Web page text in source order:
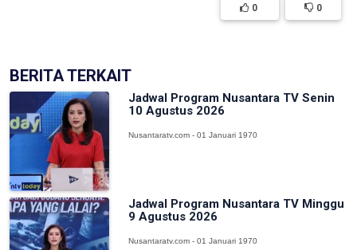
0 0
BERITA TERKAIT
Jadwal Program Nusantara TV Senin
10 Agustus 2026
Nusantaratv.com - 01 Januari 1970
Jadwal Program Nusantara TV Minggu
9 Agustus 2026
Nusantaratv.com - 01 Januari 1970